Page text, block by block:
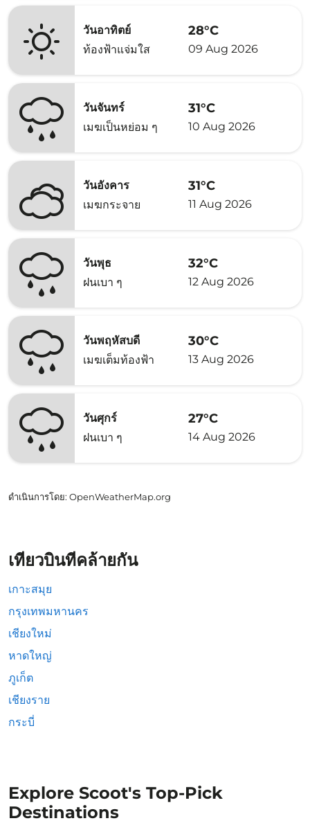
วันอาทิตย์
ท้องฟ้าแจ่มใส
28°C
09 Aug 2026
วันจันทร์
เมฆเป็นหย่อม ๆ
31°C
10 Aug 2026
วันอังคาร
เมฆกระจาย
31°C
11 Aug 2026
วันพุธ
ฝนเบา ๆ
32°C
12 Aug 2026
วันพฤหัสบดี
เมฆเต็มท้องฟ้า
30°C
13 Aug 2026
วันศุกร์
ฝนเบา ๆ
27°C
14 Aug 2026
ดำเนินการโดย: OpenWeatherMap.org
เที่ยวบินที่คล้ายกัน
เกาะสมุย
กรุงเทพมหานคร
เชียงใหม่
หาดใหญ่
ภูเก็ต
เชียงราย
กระบี่
Explore Scoot's Top-Pick
Destinations